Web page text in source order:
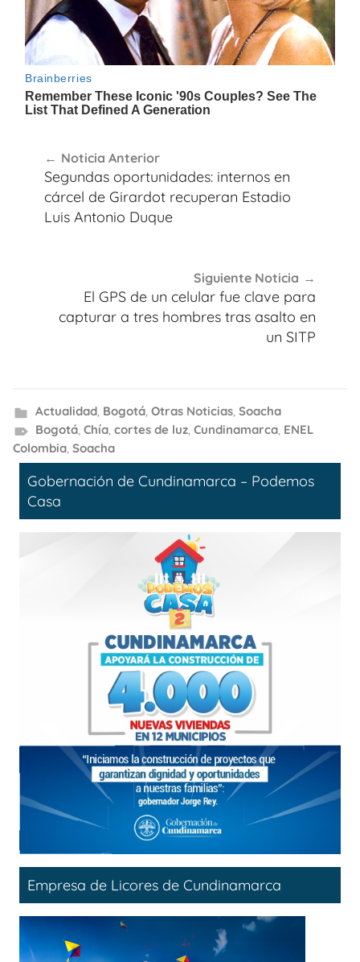
de
entradas
Noticia Anterior
Segundas oportunidades: internos en
cárcel de Girardot recuperan Estadio
Luis Antonio Duque
Siguiente Noticia
El GPS de un celular fue clave para
capturar a tres hombres tras asalto en
un SITP
Actualidad, Bogotá, Otras Noticias, Soacha
Bogotá, Chía, cortes de luz, Cundinamarca, ENEL
Colombia, Soacha
Gobernación de Cundinamarca – Podemos
Casa
Empresa de Licores de Cundinamarca